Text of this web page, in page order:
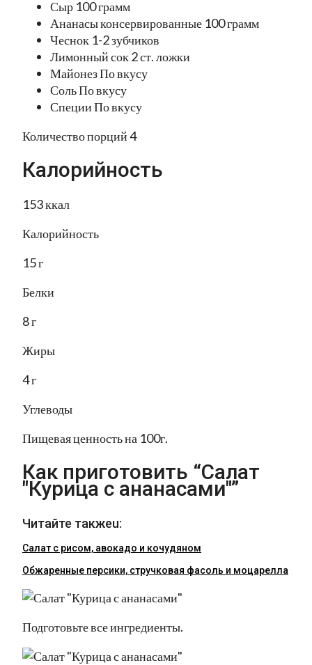
Сыр 100 грамм
Ананасы консервированные 100 грамм
Чеснок 1-2 зубчиков
Лимонный сок 2 ст. ложки
Майонез По вкусу
Соль По вкусу
Специи По вкусу
Количество порций 4
Калорийность
153 ккал
Калорийность
15 г
Белки
8 г
Жиры
4 г
Углеводы
Пищевая ценность на 100г.
Как приготовить “Салат
"Курица с ананасами"”
Читайте такжеu:
Салат с рисом, авокадо и кочудяном
Обжаренные персики, стручковая фасоль и моцарелла
Подготовьте все ингредиенты.